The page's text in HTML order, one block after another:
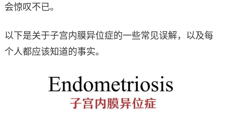
会惊叹不已。
以下是关于子宫内膜异位症的一些常见误解，以及每
个人都应该知道的事实。